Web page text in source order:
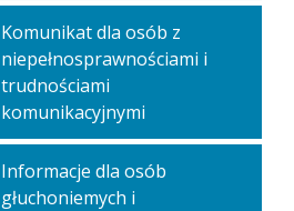
Komunikat dla osób z
niepełnosprawnościami i
trudnościami
komunikacyjnymi
Informacje dla osób
głuchoniemych i